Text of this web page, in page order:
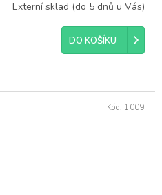
R
M
Externí sklad (do 5 dnů u Vás)
DO KOŠÍKU
Kód: 1009